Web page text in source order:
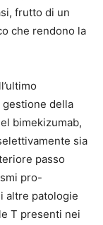
frutto di un
che rendono la
della
bimekizumab,
sia
passo
pro-
altre patologie
T presenti nei